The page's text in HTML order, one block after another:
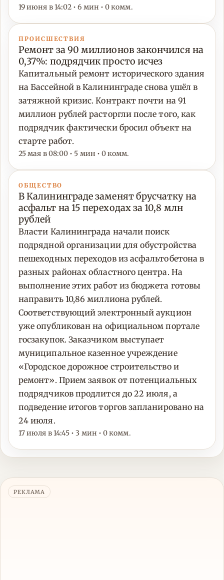
19 июня в 14:02 • 6 мин • 0 комм.
ПРОИСШЕСТВИЯ
Ремонт за 90 миллионов закончился на
0,37%: подрядчик просто исчез
Капитальный ремонт исторического здания
на Бассейной в Калининграде снова ушёл в
затяжной кризис. Контракт почти на 91
миллион рублей расторгли после того, как
подрядчик фактически бросил объект на
старте работ.
25 мая в 08:00 • 5 мин • 0 комм.
ОБЩЕСТВО
В Калининграде заменят брусчатку на
асфальт на 15 переходах за 10,8 млн
рублей
Власти Калининграда начали поиск
подрядной организации для обустройства
пешеходных переходов из асфальтобетона в
разных районах областного центра. На
выполнение этих работ из бюджета готовы
направить 10,86 миллиона рублей.
Соответствующий электронный аукцион
уже опубликован на официальном портале
госзакупок. Заказчиком выступает
муниципальное казенное учреждение
«Городское дорожное строительство и
ремонт». Прием заявок от потенциальных
подрядчиков продлится до 22 июля, а
подведение итогов торгов запланировано на
24 июля.
17 июля в 14:45 • 3 мин • 0 комм.
РЕКЛАМА